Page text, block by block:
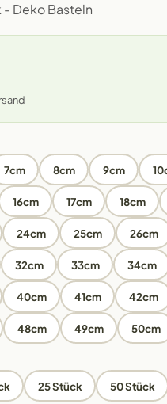
Deko Basteln
7cm 8cm 9cm
16cm 17cm 18cm
24cm 25cm 26cm
32cm 33cm 34cm
40cm 41cm 42cm
48cm 49cm 50cm
25 Stück 50 Stück